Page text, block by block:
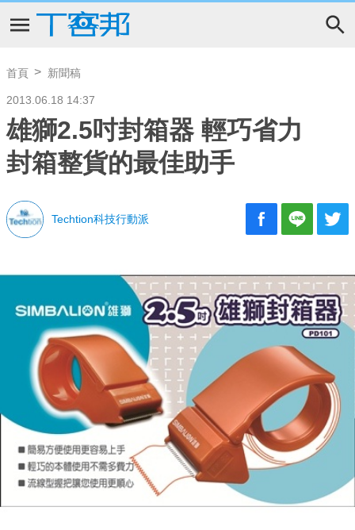
首頁 新聞稿
2013.06.18 14:37
雄獅2.5吋封箱器 輕巧省力
封箱整貨的最佳助手
Techtion科技行動派